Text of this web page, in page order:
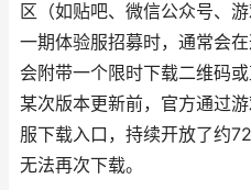
区（如贴吧、微信公众号、
一期体验服招募时，通常会
会附带一个限时下载二维码
某次版本更新前，官方通过
服下载入口，持续开放了约
无法再次下载。